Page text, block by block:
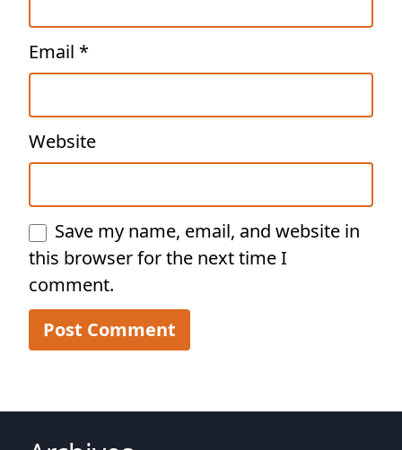
Email *
Website
Save my name, email, and website in
this browser for the next time I
comment.